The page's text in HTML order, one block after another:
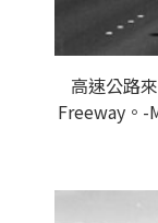
高速公路
Freeway。-